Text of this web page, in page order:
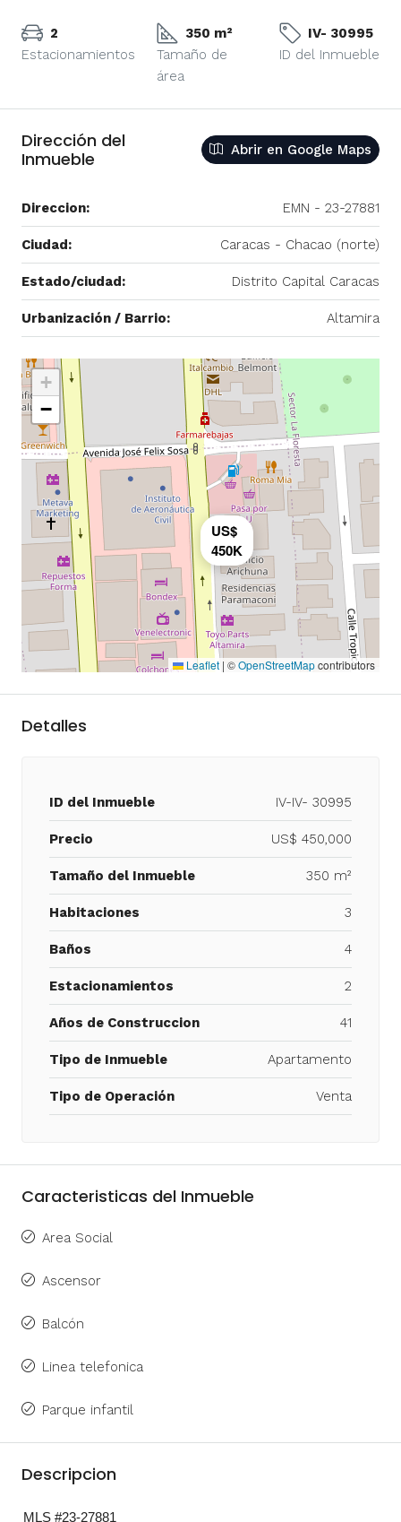
2
Estacionamientos
350 m²
Tamaño de
área
IV- 30995
ID del Inmueble
Dirección del
Inmueble
Abrir en Google Maps
Direccion: EMN - 23-27881
Ciudad: Caracas - Chacao (norte)
Estado/ciudad: Distrito Capital Caracas
Urbanización / Barrio: Altamira
US$
450K
+
−
Leaflet | ©OpenStreetMapcontributors
Detalles
ID del Inmueble IV-IV- 30995
Precio US$ 450,000
Tamaño del Inmueble 350 m²
Habitaciones 3
Baños 4
Estacionamientos 2
Años de Construccion 41
Tipo de Inmueble Apartamento
Tipo de Operación Venta
Caracteristicas del Inmueble
Area Social
Ascensor
Balcón
Linea telefonica
Parque infantil
Descripcion
MLS #23-27881